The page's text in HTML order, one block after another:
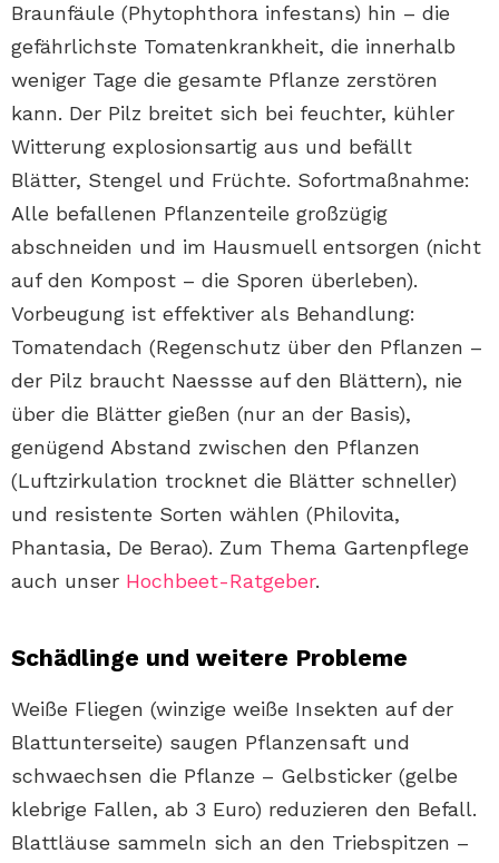
Braunfäule (Phytophthora infestans) hin – die
gefährlichste Tomatenkrankheit, die innerhalb
weniger Tage die gesamte Pflanze zerstören
kann. Der Pilz breitet sich bei feuchter, kühler
Witterung explosionsartig aus und befällt
Blätter, Stengel und Früchte. Sofortmaßnahme:
Alle befallenen Pflanzenteile großzügig
abschneiden und im Hausmuell entsorgen (nicht
auf den Kompost – die Sporen überleben).
Vorbeugung ist effektiver als Behandlung:
Tomatendach (Regenschutz über den Pflanzen –
der Pilz braucht Naessse auf den Blättern), nie
über die Blätter gießen (nur an der Basis),
genügend Abstand zwischen den Pflanzen
(Luftzirkulation trocknet die Blätter schneller)
und resistente Sorten wählen (Philovita,
Phantasia, De Berao). Zum Thema Gartenpflege
auch unser Hochbeet-Ratgeber.
Schädlinge und weitere Probleme
Weiße Fliegen (winzige weiße Insekten auf der
Blattunterseite) saugen Pflanzensaft und
schwaechsen die Pflanze – Gelbsticker (gelbe
klebrige Fallen, ab 3 Euro) reduzieren den Befall.
Blattläuse sammeln sich an den Triebspitzen –